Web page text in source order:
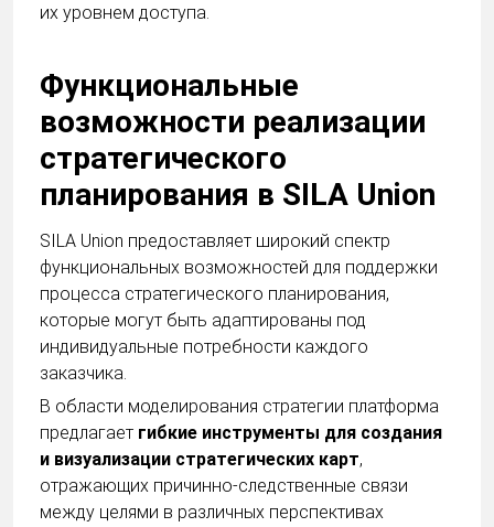
их уровнем доступа.
Функциональные
возможности реализации
стратегического
планирования в SILA Union
SILA Union предоставляет широкий спектр
функциональных возможностей для поддержки
процесса стратегического планирования,
которые могут быть адаптированы под
индивидуальные потребности каждого
заказчика.
В области моделирования стратегии платформа
предлагает гибкие инструменты для создания
и визуализации стратегических карт,
отражающих причинно-следственные связи
между целями в различных перспективах